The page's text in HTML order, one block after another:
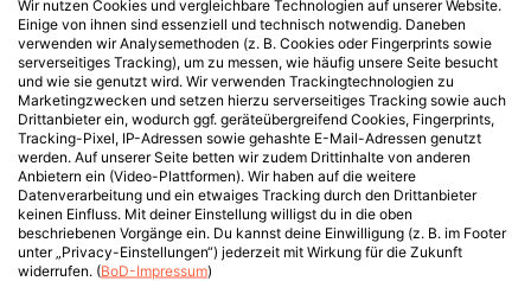
Wir nutzen Cookies und vergleichbare Technologien auf unserer Website.
Einige von ihnen sind essenziell und technisch notwendig. Daneben
verwenden wir Analysemethoden (z. B. Cookies oder Fingerprints sowie
serverseitiges Tracking), um zu messen, wie häufig unsere Seite besucht
und wie sie genutzt wird. Wir verwenden Trackingtechnologien zu
Marketingzwecken und setzen hierzu serverseitiges Tracking sowie auch
Drittanbieter ein, wodurch ggf. geräteübergreifend Cookies, Fingerprints,
Tracking-Pixel, IP-Adressen sowie gehashte E-Mail-Adressen genutzt
werden. Auf unserer Seite betten wir zudem Drittinhalte von anderen
Anbietern ein (Video-Plattformen). Wir haben auf die weitere
Datenverarbeitung und ein etwaiges Tracking durch den Drittanbieter
keinen Einfluss. Mit deiner Einstellung willigst du in die oben
beschriebenen Vorgänge ein. Du kannst deine Einwilligung (z. B. im Footer
unter „Privacy-Einstellungen“) jederzeit mit Wirkung für die Zukunft
widerrufen. (BoD-Impressum)